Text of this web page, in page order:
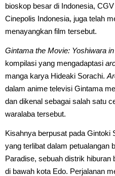
bioskop besar di Indonesia,
Cinepolis Indonesia, juga telah
menayangkan film tersebut.
Gintama the Movie: Yoshiwara
kompilasi yang mengadaptasi
manga karya Hideaki Sorachi.
dalam anime televisi Gintama
dan dikenal sebagai salah satu
waralaba tersebut.
Kisahnya berpusat pada Gintoki
yang terlibat dalam petualangan
Paradise, sebuah distrik
di bawah kota Edo. Perjalanan